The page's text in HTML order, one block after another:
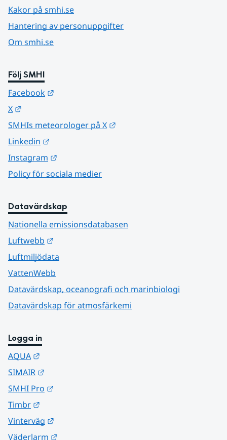
Kakor på smhi.se
Hantering av personuppgifter
Om smhi.se
Följ SMHI
Facebook
X
SMHIs meteorologer på X
Linkedin
Instagram
Policy för sociala medier
Datavärdskap
Nationella emissionsdatabasen
Luftwebb
Luftmiljödata
VattenWebb
Datavärdskap, oceanografi och marinbiologi
Datavärdskap för atmosfärkemi
Logga in
AQUA
SIMAIR
SMHI Pro
Timbr
Vinterväg
Väderlarm